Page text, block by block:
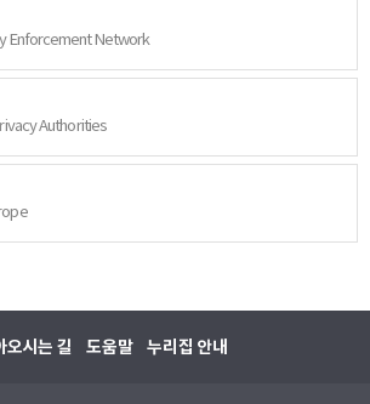
Enforcement Network
Authorities
오시는 길 도움말 누리집 안내